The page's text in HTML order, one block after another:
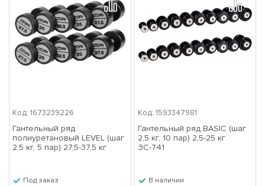
Код: 1673239226
Гантельный ряд
полиуретановый LEVEL (шаг
2,5 кг, 5 пар) 27,5-37,5 кг
Под заказ
Код: 1593347981
Гантельный ряд BASIC (шаг
2,5 кг, 10 пар) 2,5-25 кг
ЗС-741
В наличии